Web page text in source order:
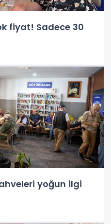
fiyat! Sadece 30
yoğun ilgi